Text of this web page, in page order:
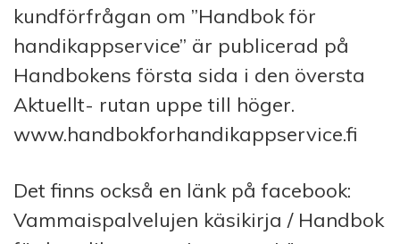
kundförfrågan om ”Handbok för
handikappservice” är publicerad på
Handbokens första sida i den översta
Aktuellt- rutan uppe till höger.
www.handbokforhandikappservice.fi
Det finns också en länk på facebook:
Vammaispalvelujen käsikirja / Handbok